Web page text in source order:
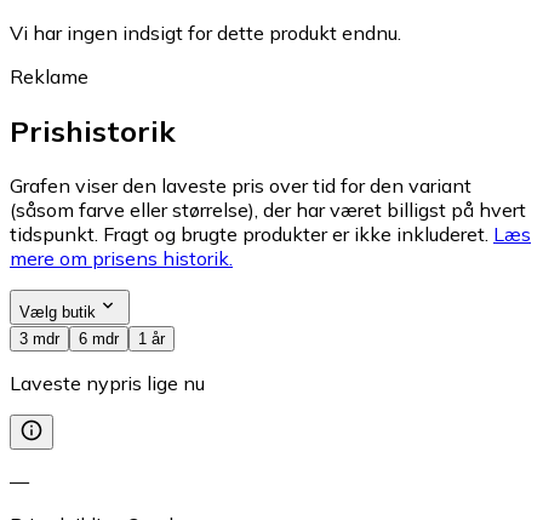
Vi har ingen indsigt for dette produkt endnu.
Reklame
Prishistorik
Grafen viser den laveste pris over tid for den variant
(såsom farve eller størrelse), der har været billigst på hvert
tidspunkt. Fragt og brugte produkter er ikke inkluderet. Læs
mere om prisens historik.
Vælg butik
3 mdr
6 mdr 1 år
Laveste nypris lige nu
—